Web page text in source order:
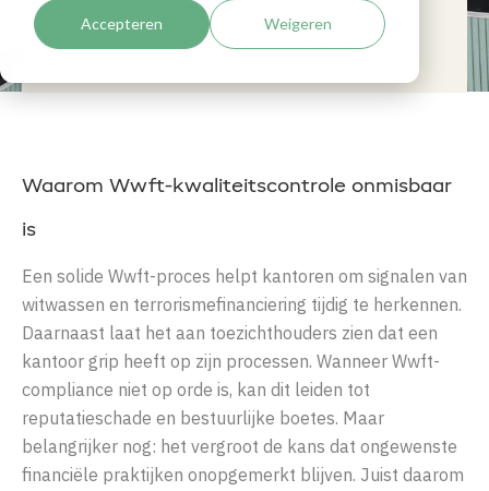
Accepteren Weigeren
efficiënte manier voor dat jouw Wwft-
processen aantoonbaar op orde zijn?
Waarom Wwft-kwaliteitscontrole onmisbaar
is
Een solide Wwft-proces helpt kantoren om signalen van
witwassen en terrorismefinanciering tijdig te herkennen.
Daarnaast laat het aan toezichthouders zien dat een
kantoor grip heeft op zijn processen. Wanneer Wwft-
compliance niet op orde is, kan dit leiden tot
reputatieschade en bestuurlijke boetes. Maar
belangrijker nog: het vergroot de kans dat ongewenste
financiële praktijken onopgemerkt blijven. Juist daarom